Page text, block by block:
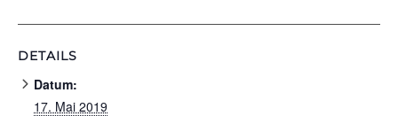
DETAILS
Datum:
17. Mai 2019